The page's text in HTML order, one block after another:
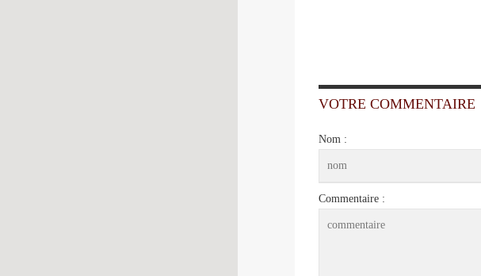
VOTRE COMMENTAIRE
Nom :
Commentaire :